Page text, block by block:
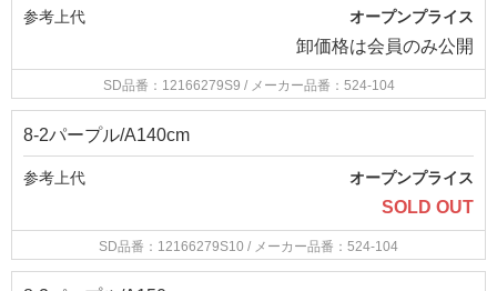
参考上代 オープンプライス
卸価格は会員のみ公開
SD品番：12166279S9 / メーカー品番：524-104
8-2パープル/A140cm
参考上代 オープンプライス
SOLD OUT
SD品番：12166279S10 / メーカー品番：524-104